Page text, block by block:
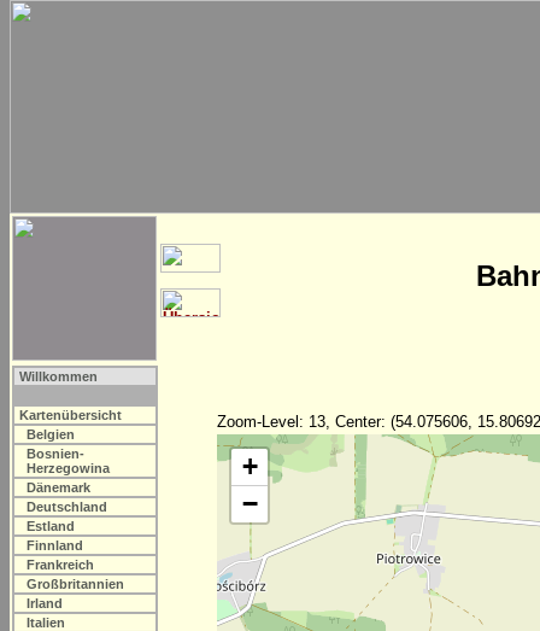
Willkommen
Kartenübersicht
Belgien
Bosnien-
Herzegowina
Dänemark
Deutschland
Estland
Finnland
Frankreich
Großbritannien
Irland
Italien
Zoom-Level: 13, Center: (54.075606,
+
−